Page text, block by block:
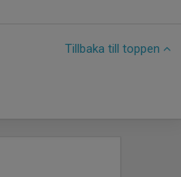
Tillbaka till toppen